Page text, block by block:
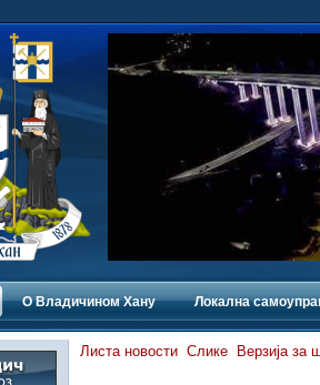
О Владичинoм Хану Локална
Листа новости Слике Верзија за